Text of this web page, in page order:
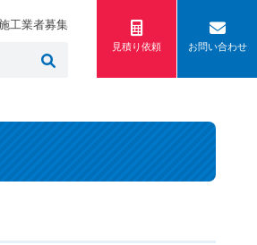
工業者募集
見積り依頼 お問い合わせ